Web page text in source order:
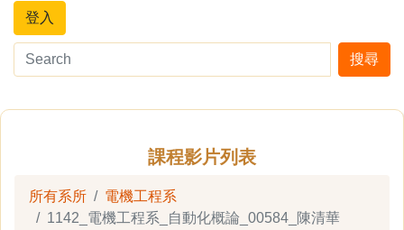
登入
搜尋
課程影片列表
所有系所
電機工程系
1142_電機工程系_自動化概論_00584_陳清華